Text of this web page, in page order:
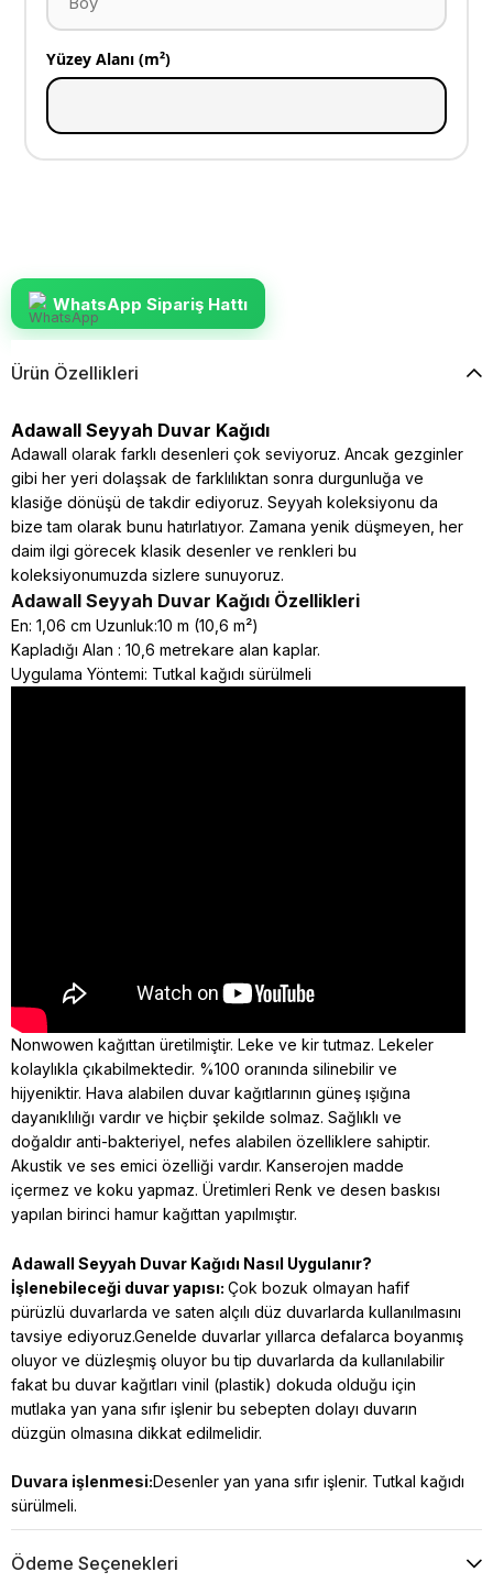
Yüzey Alanı (m²)
WhatsApp Sipariş Hattı
Ürün Özellikleri
Adawall Seyyah Duvar Kağıdı
Adawall olarak farklı desenleri çok seviyoruz. Ancak gezginler
gibi her yeri dolaşsak de farklılıktan sonra durgunluğa ve
klasiğe dönüşü de takdir ediyoruz. Seyyah koleksiyonu da
bize tam olarak bunu hatırlatıyor. Zamana yenik düşmeyen, her
daim ilgi görecek klasik desenler ve renkleri bu
koleksiyonumuzda sizlere sunuyoruz.
Adawall Seyyah Duvar Kağıdı Özellikleri
En: 1,06 cm Uzunluk:10 m (10,6 m²)
Kapladığı Alan : 10,6 metrekare alan kaplar.
Uygulama Yöntemi: Tutkal kağıdı sürülmeli
Nonwowen kağıttan üretilmiştir. Leke ve kir tutmaz. Lekeler
kolaylıkla çıkabilmektedir. %100 oranında silinebilir ve
hijyeniktir. Hava alabilen duvar kağıtlarının güneş ışığına
dayanıklılığı vardır ve hiçbir şekilde solmaz. Sağlıklı ve
doğaldır anti-bakteriyel, nefes alabilen özelliklere sahiptir.
Akustik ve ses emici özelliği vardır. Kanserojen madde
içermez ve koku yapmaz. Üretimleri Renk ve desen baskısı
yapılan birinci hamur kağıttan yapılmıştır.
Adawall Seyyah Duvar Kağıdı Nasıl Uygulanır?
İşlenebileceği duvar yapısı: Çok bozuk olmayan hafif
pürüzlü duvarlarda ve saten alçılı düz duvarlarda kullanılmasını
tavsiye ediyoruz.Genelde duvarlar yıllarca defalarca boyanmış
oluyor ve düzleşmiş oluyor bu tip duvarlarda da kullanılabilir
fakat bu duvar kağıtları vinil (plastik) dokuda olduğu için
mutlaka yan yana sıfır işlenir bu sebepten dolayı duvarın
düzgün olmasına dikkat edilmelidir.
Duvara işlenmesi:Desenler yan yana sıfır işlenir. Tutkal kağıdı
sürülmeli.
Ödeme Seçenekleri